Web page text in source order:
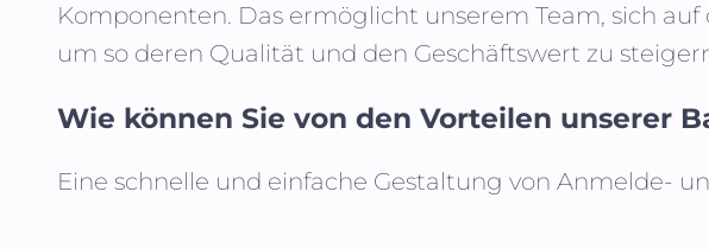
Komponenten. Das ermöglicht unserem Team, sich
um so deren Qualität und den Geschäftswert zu
Wie können Sie von den Vorteilen unserer
Eine schnelle und einfache Gestaltung von Anmelde-